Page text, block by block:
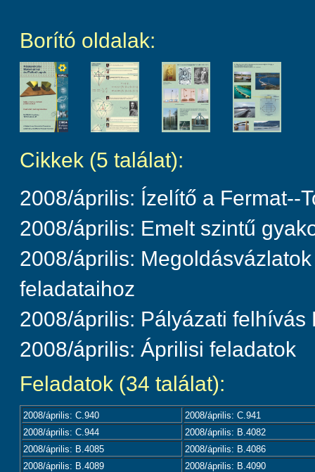
Borító oldalak:
Cikkek (5 találat):
2008/április: Ízelítő a Fermat--
2008/április: Emelt szintű
2008/április:
feladataihoz
2008/április: Pályázati
2008/április: Áprilisi feladatok
Feladatok (34 találat):
2008/április: C.940
2008/április: C.941
2008/április: C.944
2008/április: B.4082
2008/április: B.4085
2008/április: B.4086
2008/április: B.4089
2008/április: B.4090